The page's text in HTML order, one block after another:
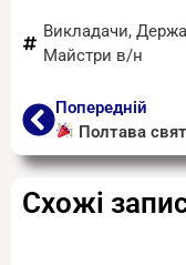
Викладачи,
Майстри в/н
Попередній
Полтава святкує День міста: три дні екскурсій,
Схожі